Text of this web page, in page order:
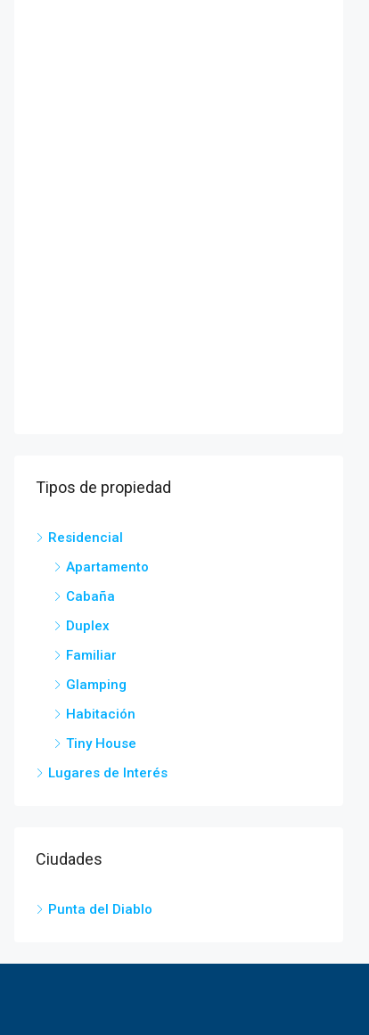
Tipos de propiedad
Residencial
Apartamento
Cabaña
Duplex
Familiar
Glamping
Habitación
Tiny House
Lugares de Interés
Ciudades
Punta del Diablo